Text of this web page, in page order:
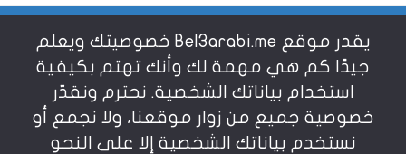
شروط الاستخدام
سياسة الخصوصية
يقدر موقع Bel3arabi.me خصوصيتك ويعلم
جيدًا كم هي مهمة لك وأنك تهتم بكيفية
استخدام بياناتك الشخصية. نحترم ونقدّر
خصوصية جميع من زوار موقعنا، ولا نجمع أو
نستخدم بياناتك الشخصية إلا على النحو